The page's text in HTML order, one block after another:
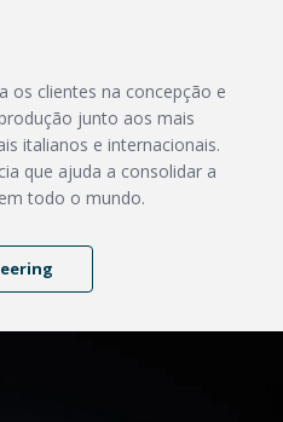
os clientes na concepção e
junto aos mais
italianos e internacionais.
que ajuda a consolidar a
todo o mundo.